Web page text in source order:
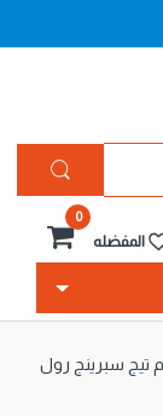
0
المفضله
تيج سبرينج رول